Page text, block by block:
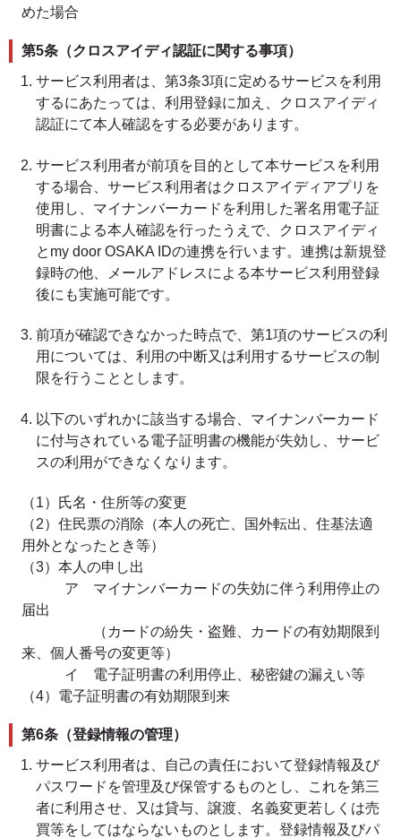
めた場合
第5条（クロスアイディ認証に関する事項）
サービス利用者は、第3条3項に定めるサービスを利用
するにあたっては、利用登録に加え、クロスアイディ
認証にて本人確認をする必要があります。
サービス利用者が前項を目的として本サービスを利用
する場合、サービス利用者はクロスアイディアプリを
使用し、マイナンバーカードを利用した署名用電子証
明書による本人確認を行ったうえで、クロスアイディ
とmy door OSAKA IDの連携を行います。連携は新規登
録時の他、メールアドレスによる本サービス利用登録
後にも実施可能です。
前項が確認できなかった時点で、第1項のサービスの利
用については、利用の中断又は利用するサービスの制
限を行うこととします。
以下のいずれかに該当する場合、マイナンバーカード
に付与されている電子証明書の機能が失効し、サービ
スの利用ができなくなります。
（1）氏名・住所等の変更
（2）住民票の消除（本人の死亡、国外転出、住基法適
用外となったとき等）
（3）本人の申し出
ア マイナンバーカードの失効に伴う利用停止の
届出
（カードの紛失・盗難、カードの有効期限到
来、個人番号の変更等）
イ 電子証明書の利用停止、秘密鍵の漏えい等
（4）電子証明書の有効期限到来
第6条（登録情報の管理）
サービス利用者は、自己の責任において登録情報及び
パスワードを管理及び保管するものとし、これを第三
者に利用させ、又は貸与、譲渡、名義変更若しくは売
買等をしてはならないものとします。登録情報及びパ